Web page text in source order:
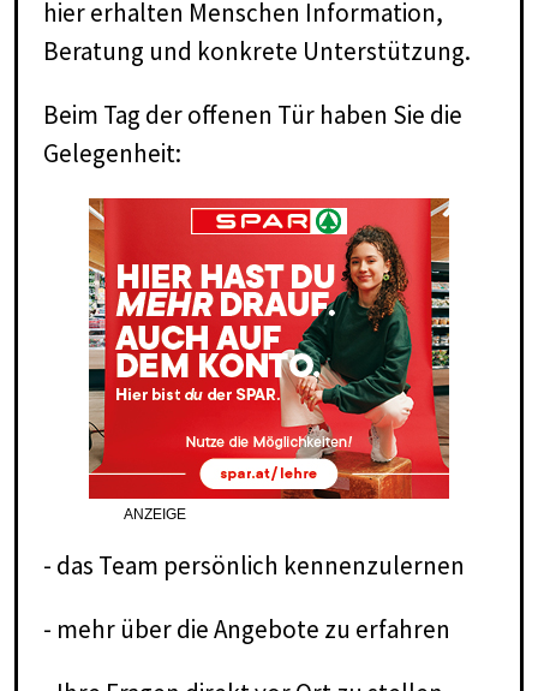
hier erhalten Menschen Information,
Beratung und konkrete Unterstützung.
Beim Tag der offenen Tür haben Sie die
Gelegenheit:
ANZEIGE
- das Team persönlich kennenzulernen
- mehr über die Angebote zu erfahren